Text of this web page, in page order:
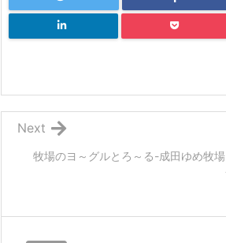
牧場のヨ～グルとろ～る-成田ゆめ牧
Next